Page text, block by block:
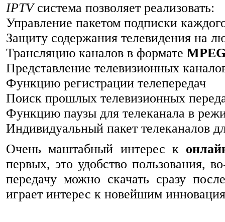
IPTVсистема позволяет реализовать:
Управление пакетом подписки
Защиту содержания телевидения на
Трансляцию каналов в формате
Представление телевизионных
Функцию регистрации телепередач
Поиск прошлых телевизионных
Функцию паузы для телеканала в
Индивидуальный пакет телеканалов
Очень маштабный интерес к
первых, это удобство пользования,
передачу можно скачать сразу
играет интерес к новейшим